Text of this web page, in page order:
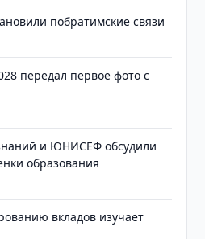
побратимские связи
передал первое фото с
и ЮНИСЕФ обсудили
образования
вкладов изучает